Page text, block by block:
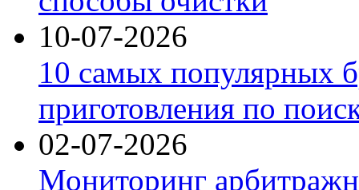
10-07-2026
10 самых популярных
приготовления по
02-07-2026
Мониторинг